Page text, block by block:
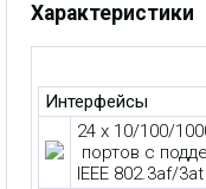
Характеристики
Интерфейсы
24 x 10/100/
портов с
IEEE 802.3af/3at